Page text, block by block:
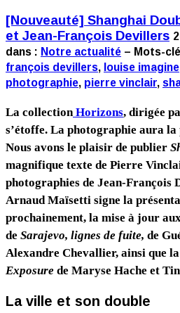
[Nouveauté] Shanghai
et Jean-François Devillers
dans : Notre actualité – Mots-
françois devillers, louise imagine
photographie, pierre vinclair,
La collectionHorizons, dirigée
s’étoffe. La photographie aura
Nous avons le plaisir de publier
magnifique texte de Pierre
photographies de Jean-François
Arnaud Maïsetti signe la
prochainement, la mise à jour
de Sarajevo, lignes de fuite, de
Alexandre Chevallier, ainsi que
Exposure de Maryse Hache et
La ville et son double